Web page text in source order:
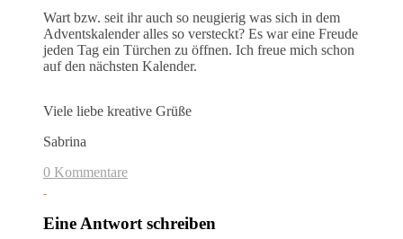
Wart bzw. seit ihr auch so neugierig was sich in dem
Adventskalender alles so versteckt? Es war eine Freude
jeden Tag ein Türchen zu öffnen. Ich freue mich schon
auf den nächsten Kalender.
Viele liebe kreative Grüße
Sabrina
0 Kommentare
Eine Antwort schreiben